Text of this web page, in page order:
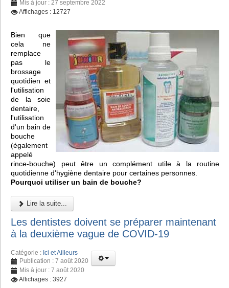
Mis à jour : 27 septembre 2022
Affichages : 12727
Bien que
cela ne
remplace
pas le
brossage
quotidien et
l'utilisation
de la soie
dentaire,
l'utilisation
d'un bain de
bouche
(également
appelé
rince-bouche) peut être un complément utile à la routine
quotidienne d'hygiène dentaire pour certaines personnes.
Pourquoi utiliser un bain de bouche?
Lire la suite...
Les dentistes doivent se préparer maintenant
à la deuxième vague de COVID-19
Catégorie : Ici et Ailleurs
Publication : 7 août 2020
Mis à jour : 7 août 2020
Affichages : 3927